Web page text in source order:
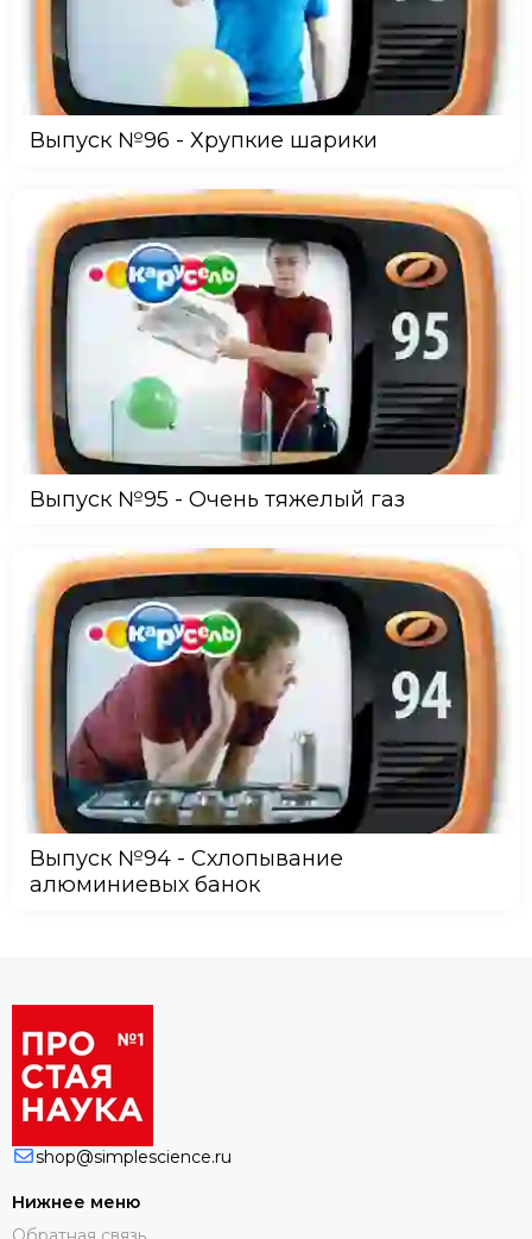
Выпуск №96 - Хрупкие шарики
Выпуск №95 - Очень тяжелый газ
Выпуск №94 - Схлопывание
алюминиевых банок
shop@simplescience.ru
Нижнее меню